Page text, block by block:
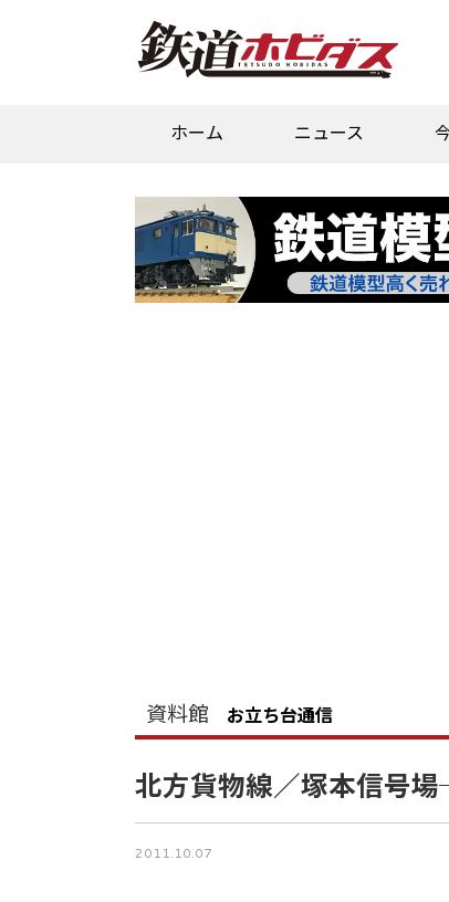
ホーム ニュース
資料館 お立ち台通信
北方貨物線／塚本信号
2011.10.07